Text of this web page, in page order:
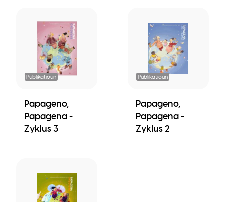
Publikatioun
Papageno,
Papagena -
Zyklus 3
Publikatioun
Papageno,
Papagena -
Zyklus 2